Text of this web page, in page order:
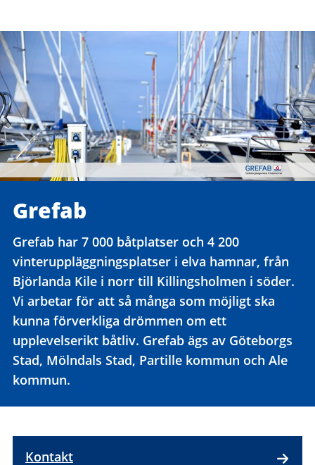
Grefab
Grefab har 7 000 båtplatser och 4 200
vinteruppläggningsplatser i elva hamnar, från
Björlanda Kile i norr till Killingsholmen i söder.
Vi arbetar för att så många som möjligt ska
kunna förverkliga drömmen om ett
upplevelserikt båtliv. Grefab ägs av Göteborgs
Stad, Mölndals Stad, Partille kommun och Ale
kommun.
Kontakt